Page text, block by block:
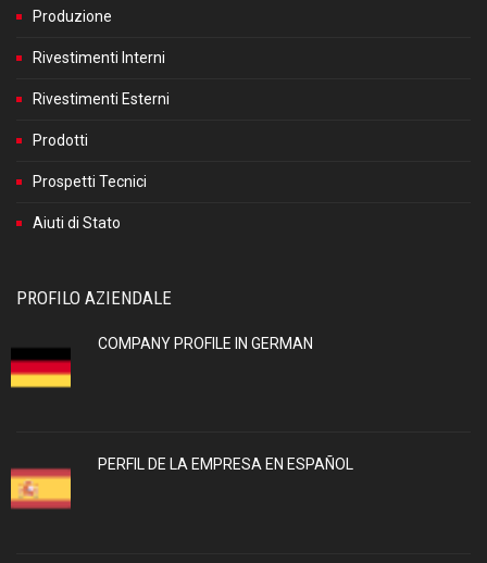
Produzione
Rivestimenti Interni
Rivestimenti Esterni
Prodotti
Prospetti Tecnici
Aiuti di Stato
PROFILO AZIENDALE
COMPANY PROFILE IN GERMAN
PERFIL DE LA EMPRESA EN ESPAÑOL